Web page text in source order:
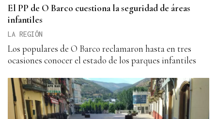
El PP de O Barco cuestiona la seguridad de áreas
infantiles
LA REGIÓN
Los populares de O Barco reclamaron hasta en tres
ocasiones conocer el estado de los parques infantiles